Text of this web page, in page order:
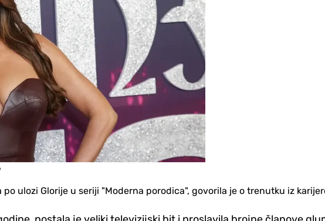
ulozi Glorije u seriji "Moderna porodica", govorila je o trenutku iz